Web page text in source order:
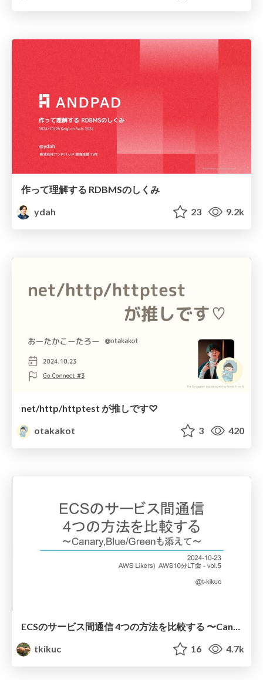
作って理解する RDBMSのしくみ
ydah
23 9.2k
net/http/httptest が推しです♡
otakakot
3 420
ECSのサービス間通信 4つの方法を比較する 〜Canary,Blue/Greenも添えて〜
tkikuc
16 4.7k